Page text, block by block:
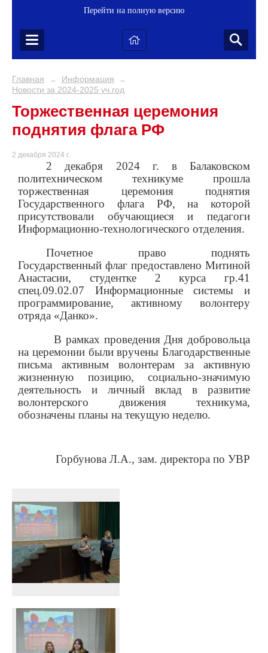
Перейти на полную версию
Главная → Информация →
Новости за 2024-2025 уч.год
Торжественная церемония
поднятия флага РФ
2 декабря 2024 г.
2 декабря 2024 г. в Балаковском
политехническом техникуме прошла
торжественная церемония поднятия
Государственного флага РФ, на которой
присутствовали обучающиеся и педагоги
Информационно-технологического отделения.
Почетное право поднять
Государственный флаг предоставлено Митиной
Анастасии, студентке 2 курса гр.41
спец.09.02.07 Информационные системы и
программирование, активному волонтеру
отряда «Данко».
В рамках проведения Дня добровольца
на церемонии были вручены Благодарственные
письма активным волонтерам за активную
жизненную позицию, социально-значимую
деятельность и личный вклад в развитие
волонтерского движения техникума,
обозначены планы на текущую неделю.
Горбунова Л.А., зам. директора по УВР